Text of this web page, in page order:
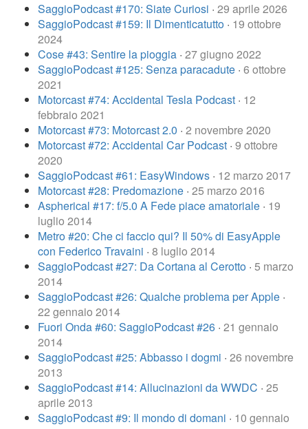
SaggioPodcast #170: Siate Curiosi · 29 aprile 2026
SaggioPodcast #159: Il Dimenticatutto · 19 ottobre
2024
Cose #43: Sentire la pioggia · 27 giugno 2022
SaggioPodcast #125: Senza paracadute · 6 ottobre
2021
Motorcast #74: Accidental Tesla Podcast · 12
febbraio 2021
Motorcast #73: Motorcast 2.0 · 2 novembre 2020
Motorcast #72: Accidental Car Podcast · 9 ottobre
2020
SaggioPodcast #61: EasyWindows · 12 marzo 2017
Motorcast #28: Predomazione · 25 marzo 2016
Aspherical #17: f/5.0 A Fede piace amatoriale · 19
luglio 2014
Metro #20: Che ci faccio qui? Il 50% di EasyApple
con Federico Travaini · 8 luglio 2014
SaggioPodcast #27: Da Cortana al Cerotto · 5 marzo
2014
SaggioPodcast #26: Qualche problema per Apple ·
22 gennaio 2014
Fuori Onda #60: SaggioPodcast #26 · 21 gennaio
2014
SaggioPodcast #25: Abbasso i dogmi · 26 novembre
2013
SaggioPodcast #14: Allucinazioni da WWDC · 25
aprile 2013
SaggioPodcast #9: Il mondo di domani · 10 gennaio